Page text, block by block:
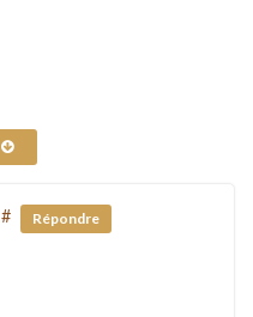
# Répondre